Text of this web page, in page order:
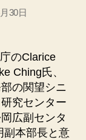
30日
のClarice
Ching氏、
の関望シニ
究センター
広副センタ
副本部長と意